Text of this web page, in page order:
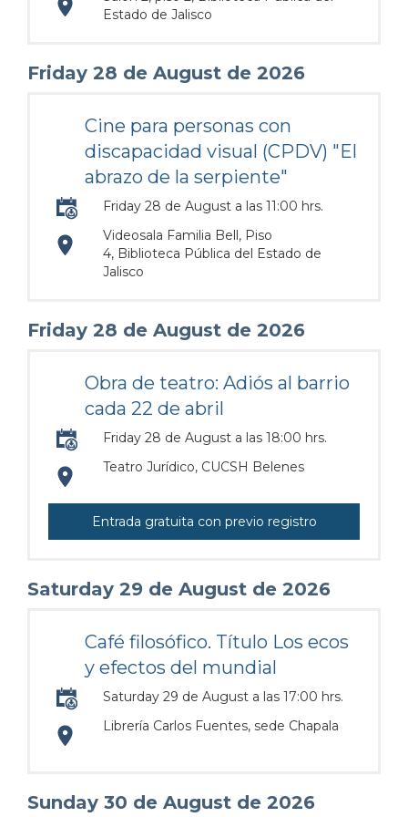
https://maps.apple.com/?
Estado de Jalisco
Friday 28 de August de 2026
Cine para personas con
discapacidad visual (CPDV) "El
abrazo de la serpiente"
Friday 28 de August a las 11:00 hrs.
https://maps.apple.com/?
Videosala Familia Bell, Piso
4, Biblioteca Pública del Estado de
Jalisco
Friday 28 de August de 2026
Obra de teatro: Adiós al barrio
cada 22 de abril
Friday 28 de August a las 18:00 hrs.
Teatro Jurídico, CUCSH Belenes
Entrada gratuita con previo registro
Saturday 29 de August de 2026
Café filosófico. Título Los ecos
y efectos del mundial
Saturday 29 de August a las 17:00 hrs.
Librería Carlos Fuentes, sede Chapala
Sunday 30 de August de 2026